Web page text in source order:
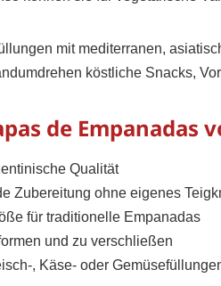
mit mediterranen,
köstliche Snacks,
de Empanadas
Qualität
Zubereitung ohne eigenes
für traditionelle Empanadas
und zu verschließen
, Käse- oder